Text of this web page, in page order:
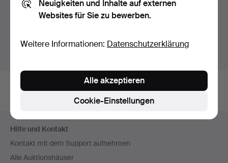
Hier sehen sie nur Auktionen in Schweden. Wir haben
Fußzeilen-
Navigation
Hilfe und Kontakt
Kontakt mit dem Support aufnehmen
Alle Auktionshäuser
Neuigkeiten und Inhalte auf externen
Websites für Sie zu bewerben.
Weitere Informationen: Datenschutzerklärung
Cookie-Einstellungen
Alle akzeptieren